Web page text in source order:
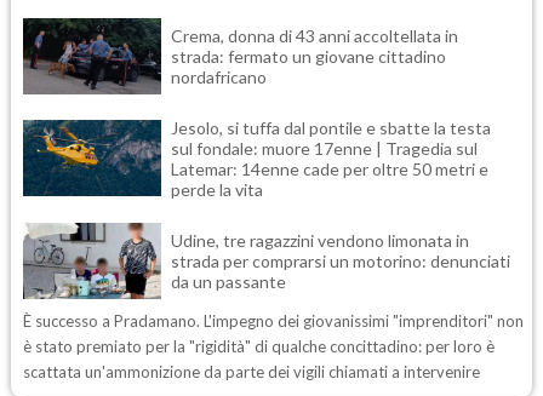
Crema, donna di 43 anni accoltellata in
strada: fermato un giovane cittadino
nordafricano
Jesolo, si tuffa dal pontile e sbatte la testa
sul fondale: muore 17enne | Tragedia sul
Latemar: 14enne cade per oltre 50 metri e
perde la vita
Udine, tre ragazzini vendono limonata in
strada per comprarsi un motorino: denunciati
da un passante
È successo a Pradamano. L'impegno dei giovanissimi "imprenditori" non
è stato premiato per la "rigidità" di qualche concittadino: per loro è
scattata un'ammonizione da parte dei vigili chiamati a intervenire